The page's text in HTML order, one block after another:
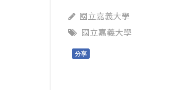
國立嘉義大學
國立嘉義大學
分享